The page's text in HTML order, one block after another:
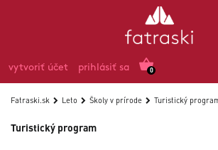
0
vytvoriť účet prihlásiť sa
Fatraski.sk Leto Školy v prírode Turistický
Turistický program